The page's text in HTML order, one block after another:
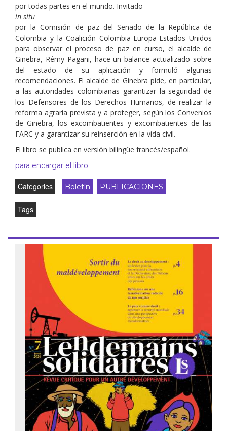
por todas partes en el mundo. Invitado
in situ
por la Comisión de paz del Senado de la República de
Colombia y la Coalición Colombia-Europa-Estados Unidos
para observar el proceso de paz en curso, el alcalde de
Ginebra, Rémy Pagani, hace un balance actualizado sobre
del estado de su aplicación y formuló algunas
recomendaciones. El alcalde de Ginebra pide, en particular,
a las autoridades colombianas garantizar la seguridad de
los Defensores de los Derechos Humanos, de realizar la
reforma agraria prevista y a proteger, según los Convenios
de Ginebra, los excombatientes y excombatientes de las
FARC y a garantizar su reinserción en la vida civil.
El libro se publica en versión bilingüe francés/español.
para encargar el libro
Categories Boletín PUBLICACIONES
Tags